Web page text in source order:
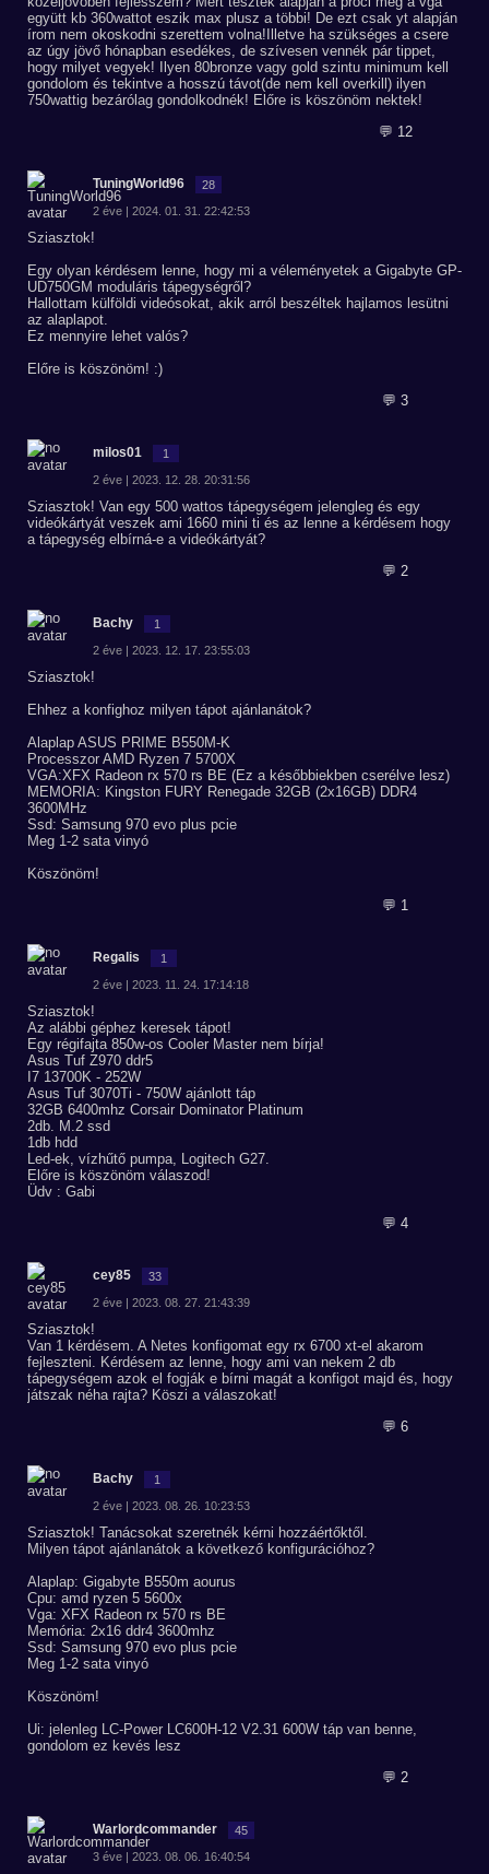
együtt kb 360wattot eszik max plusz a többi! De ezt csak yt alapján
írom nem okoskodni szerettem volna!Illetve ha szükséges a csere
az úgy jövő hónapban esedékes, de szívesen vennék pár tippet,
hogy milyet vegyek! Ilyen 80bronze vagy gold szintu minimum kell
gondolom és tekintve a hosszú távot(de nem kell overkill) ilyen
750wattig bezárólag gondolkodnék! Előre is köszönöm nektek!
💬 12
TuningWorld96 28
2 éve | 2024. 01. 31. 22:42:53
Sziasztok!
Egy olyan kérdésem lenne, hogy mi a véleményetek a Gigabyte GP-
UD750GM moduláris tápegységről?
Hallottam külföldi videósokat, akik arról beszéltek hajlamos lesütni
az alaplapot.
Ez mennyire lehet valós?
Előre is köszönöm! :)
💬 3
milos01 1
2 éve | 2023. 12. 28. 20:31:56
Sziasztok! Van egy 500 wattos tápegységem jelengleg és egy
videókártyát veszek ami 1660 mini ti és az lenne a kérdésem hogy
a tápegység elbírná-e a videókártyát?
💬 2
Bachy 1
2 éve | 2023. 12. 17. 23:55:03
Sziasztok!
Ehhez a konfighoz milyen tápot ajánlanátok?
Alaplap ASUS PRIME B550M-K
Processzor AMD Ryzen 7 5700X
VGA:XFX Radeon rx 570 rs BE (Ez a későbbiekben cserélve lesz)
MEMORIA: Kingston FURY Renegade 32GB (2x16GB) DDR4
3600MHz
Ssd: Samsung 970 evo plus pcie
Meg 1-2 sata vinyó
Köszönöm!
💬 1
Regalis 1
2 éve | 2023. 11. 24. 17:14:18
Sziasztok!
Az alábbi géphez keresek tápot!
Egy régifajta 850w-os Cooler Master nem bírja!
Asus Tuf Z970 ddr5
I7 13700K - 252W
Asus Tuf 3070Ti - 750W ajánlott táp
32GB 6400mhz Corsair Dominator Platinum
2db. M.2 ssd
1db hdd
Led-ek, vízhűtő pumpa, Logitech G27.
Előre is köszönöm válaszod!
Üdv : Gabi
💬 4
cey85 33
2 éve | 2023. 08. 27. 21:43:39
Sziasztok!
Van 1 kérdésem. A Netes konfigomat egy rx 6700 xt-el akarom
fejleszteni. Kérdésem az lenne, hogy ami van nekem 2 db
tápegységem azok el fogják e bírni magát a konfigot majd és, hogy
játszak néha rajta? Köszi a válaszokat!
💬 6
Bachy 1
2 éve | 2023. 08. 26. 10:23:53
Sziasztok! Tanácsokat szeretnék kérni hozzáértőktől.
Milyen tápot ajánlanátok a következő konfigurációhoz?
Alaplap: Gigabyte B550m aourus
Cpu: amd ryzen 5 5600x
Vga: XFX Radeon rx 570 rs BE
Memória: 2x16 ddr4 3600mhz
Ssd: Samsung 970 evo plus pcie
Meg 1-2 sata vinyó
Köszönöm!
Ui: jelenleg LC-Power LC600H-12 V2.31 600W táp van benne,
gondolom ez kevés lesz
💬 2
Warlordcommander 45
3 éve | 2023. 08. 06. 16:40:54